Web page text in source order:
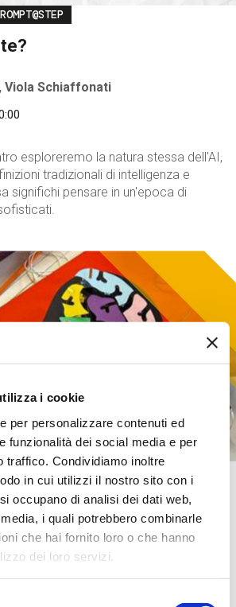
i cookie
per personalizzare contenuti ed
funzionalità dei social media e per
traffico. Condividiamo inoltre
in cui utilizzi il nostro sito con i
occupano di analisi dei dati web,
i quali potrebbero combinarle
che hai fornito loro o che hanno
dei loro servizi.
Viola Schiaffonati
esploreremo la natura stessa dell'AI,
tradizionali di intelligenza e
significhi pensare in un'epoca di
il cervello?
un cervello in cartoncino cercando di